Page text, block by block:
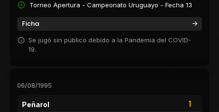
Torneo Apertura - Campeonato Uruguayo - Fecha 13
Ficha
Se jugó sin público debido a la Pandemia del COVID-
19.
06/08/1995
Peñarol
1